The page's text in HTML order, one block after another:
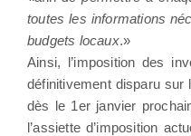
toutes les informations
budgets locaux.»
Ainsi, l’imposition des
définitivement disparu sur
dès le 1er janvier
l’assiette d’imposition